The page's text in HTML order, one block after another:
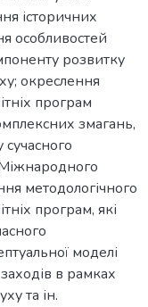
історичних
особливостей
розвитку
окреслення
програм
змагань,
методологічного
програм, які
моделі
в рамках
та ін.